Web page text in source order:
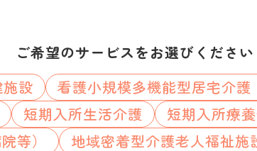
ご希望のサービスをお選びください
設 看護小規模多機能型居宅介護
短期入所生活介護
短期入所療
等）
地域密着型介護老人福祉施